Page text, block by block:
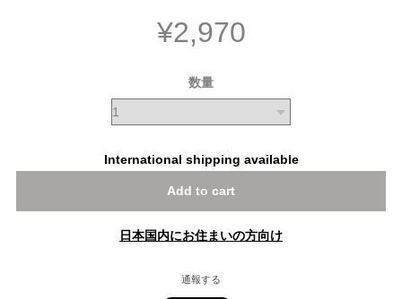
¥2,970
数量
International shipping available
Add to cart
日本国内にお住まいの方向け
通報する